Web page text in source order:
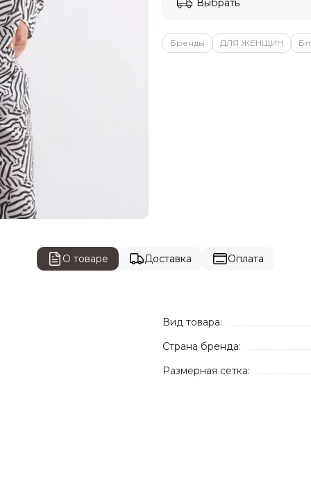
Выбрать
Бренды ДЛЯ ЖЕНЩИН
О товаре Доставка Оплата
Вид товара:
Страна бренда:
Размерная сетка: